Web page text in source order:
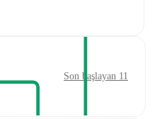
Son başlayan 11